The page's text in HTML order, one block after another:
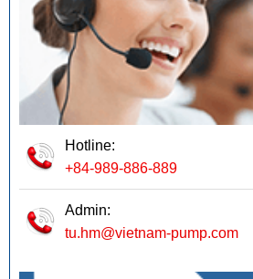
Hotline:
+84-989-886-889
Admin:
tu.hm@vietnam-pump.com